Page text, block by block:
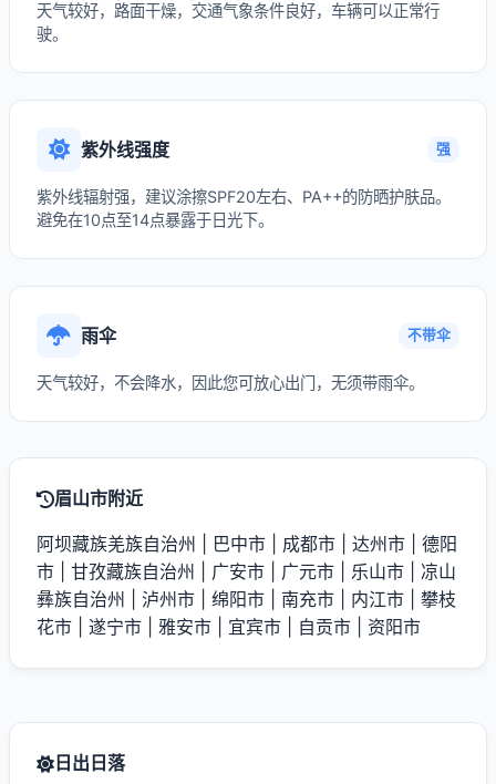
天气较好，路面干燥，交通气象条件良好，车辆可以正常行
驶。
紫外线强度 强
紫外线辐射强，建议涂擦SPF20左右、PA++的防晒护肤品。
避免在10点至14点暴露于日光下。
雨伞 不带伞
天气较好，不会降水，因此您可放心出门，无须带雨伞。
眉山市附近
阿坝藏族羌族自治州 巴中市 成都市 达州市
德阳
市
甘孜藏族自治州 广安市 广元市 乐山市
凉山
彝族自治州
泸州市 绵阳市 南充市 内江市
攀枝
花市
遂宁市 雅安市 宜宾市 自贡市 资阳市
日出日落